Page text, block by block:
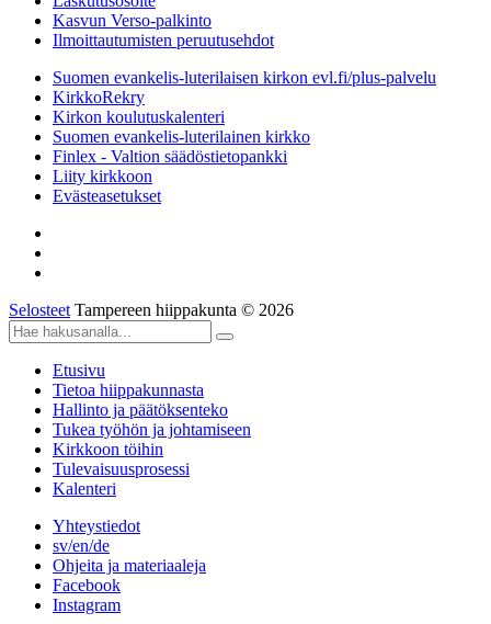
Kasvun Verso-palkinto
Ilmoittautumisten peruutusehdot
Suomen evankelis-luterilaisen kirkon evl.fi/plus-palvelu
KirkkoRekry
Kirkon koulutuskalenteri
Suomen evankelis-luterilainen kirkko
Finlex - Valtion säädöstietopankki
Liity kirkkoon
Evästeasetukset
Selosteet Tampereen hiippakunta © 2026
Etusivu
Tietoa hiippakunnasta
Hallinto ja päätöksenteko
Tukea työhön ja johtamiseen
Kirkkoon töihin
Tulevaisuusprosessi
Kalenteri
Yhteystiedot
sv/en/de
Ohjeita ja materiaaleja
Facebook
Instagram